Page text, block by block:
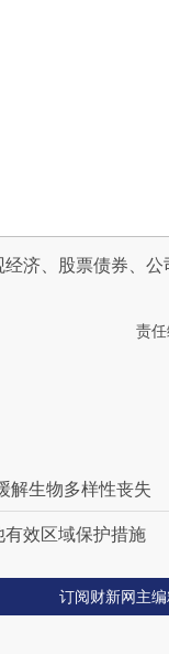
经济、股票债券、
责
解生物多样性丧失
效区域保护措施
订阅财新网主